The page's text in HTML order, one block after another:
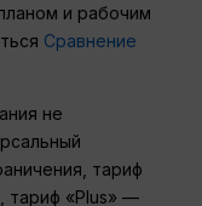
и рабочим
Сравнение
не
тариф
тариф «Plus» —